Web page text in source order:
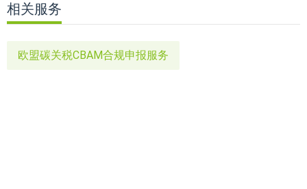
相关服务
欧盟碳关税CBAM合规申报服务